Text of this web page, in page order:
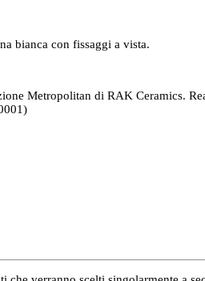
bianca con fissaggi a vista.
Metropolitan di RAK Ceramics.